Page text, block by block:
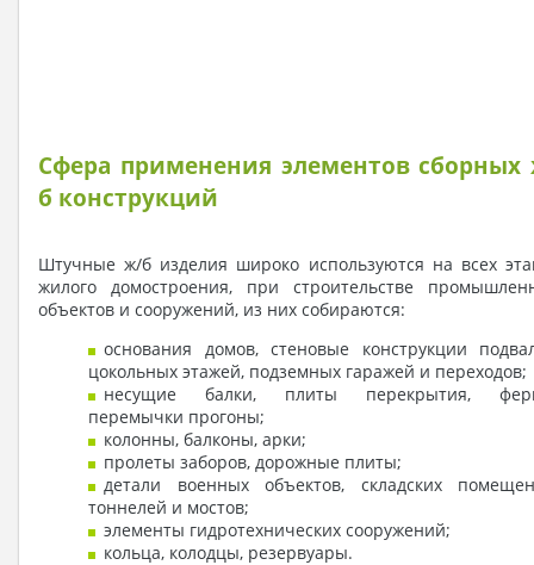
Сфера применения элементов
б конструкций
Штучные ж/б изделия широко используются на всех
жилого домостроения, при строительстве
объектов и сооружений, из них собираются:
основания домов, стеновые конструкции
цокольных этажей, подземных гаражей и переходов;
несущие балки, плиты перекрытия,
перемычки прогоны;
колонны, балконы, арки;
пролеты заборов, дорожные плиты;
детали военных объектов, складских
тоннелей и мостов;
элементы гидротехнических сооружений;
кольца, колодцы, резервуары.